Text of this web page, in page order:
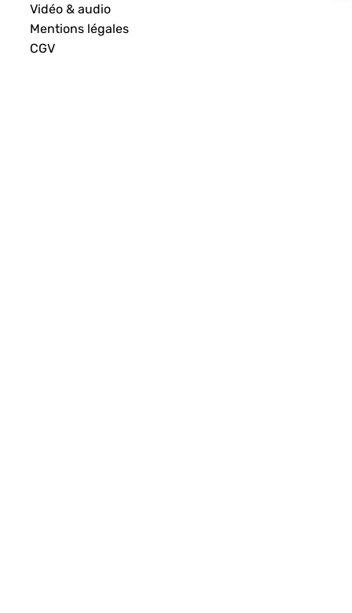
Vidéo & audio
Mentions légales
CGV